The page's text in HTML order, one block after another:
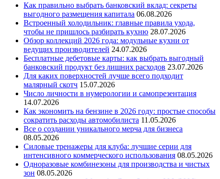
Как правильно выбрать банковский вклад: секреты
выгодного размещения капитала 06.08.2026
Встроенный холодильник: главные правила ухода,
чтобы не пришлось разбирать кухню 28.07.2026
Обзор коллекций 2026 года: модульные кухни от
ведущих производителей 24.07.2026
Бесплатные дебетовые карты: как выбрать выгодный
банковский продукт без лишних расходов 23.07.2026
Для каких поверхностей лучше всего подходит
малярный скотч 15.07.2026
Число личности в нумерологии и самопрезентация
14.07.2026
Как экономить на бензине в 2026 году: простые способы
сократить расходы автомобилиста 11.05.2026
Все о создании уникального мерча для бизнеса
08.05.2026
Силовые тренажеры для клуба: лучшие серии для
интенсивного коммерческого использования 08.05.2026
Одноразовые комбинезоны для производства и чистых
зон 08.05.2026